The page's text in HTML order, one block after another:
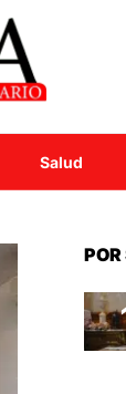
Salud
POR